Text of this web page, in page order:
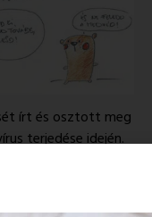
írt és osztott meg
terjedése idején.
furcsa